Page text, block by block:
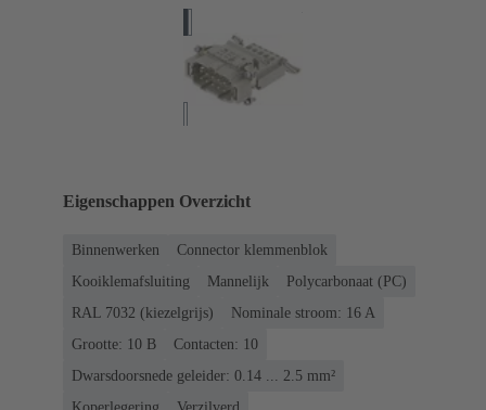
Eigenschappen Overzicht
Binnenwerken
Connector klemmenblok
Kooiklemafsluiting
Mannelijk
Polycarbonaat (PC)
RAL 7032 (kiezelgrijs)
Nominale stroom: ‌16 A
Grootte: 10 B
Contacten: 10
Dwarsdoorsnede geleider: 0.14 ... 2.5 mm²